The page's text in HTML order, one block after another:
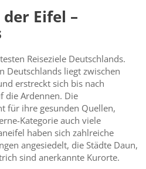
Eifel –
Reiseziele Deutschlands.
Deutschlands liegt zwischen
erstreckt sich bis nach
die Ardennen. Die
für ihre gesunden Quellen,
Kategorie auch viele
haben sich zahlreiche
angesiedelt, die Städte Daun,
sind anerkannte Kurorte.